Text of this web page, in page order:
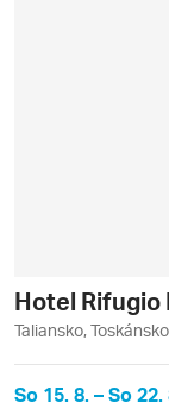
Hotel Rifugio
Taliansko,
So 15. 8. – So